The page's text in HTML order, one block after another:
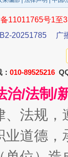
一纸欠
11011765号1至
20251785
广
010-89525216
治/法制/
、法规
道德